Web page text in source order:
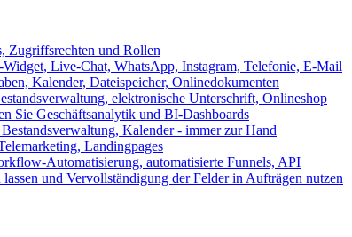
Zugriffsrechten und Rollen
Live-Chat, WhatsApp, Instagram, Telefonie, E-Mail
Kalender, Dateispeicher, Onlinedokumenten
elektronische Unterschrift, Onlineshop
Sie Geschäftsanalytik und BI-Dashboards
Kalender - immer zur Hand
Landingpages
Automatisierung, automatisierte Funnels, API
und Vervollständigung der Felder in Aufträgen nutzen